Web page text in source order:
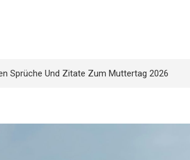
Sprüche Und Zitate Zum Muttertag 2026